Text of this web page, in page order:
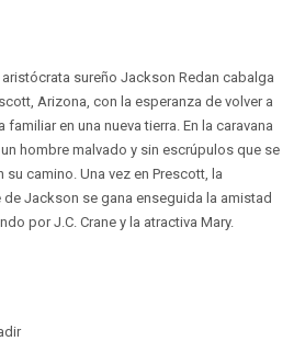
aristócrata sureño Jackson Redan cabalga
Arizona, con la esperanza de volver a
en una nueva tierra. En la caravana
hombre malvado y sin escrúpulos que se
camino. Una vez en Prescott, la
de Jackson se gana enseguida la amistad
por J.C. Crane y la atractiva Mary.